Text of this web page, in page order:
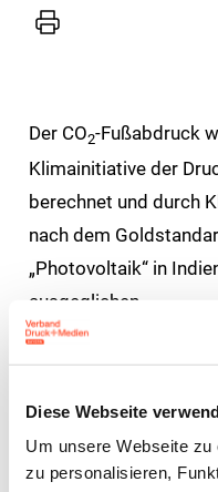
Diese Webseite
Um unsere Webseite
zu personalisieren,
Drucker
Der CO2-Fußabdruck
Klimainitiative der
berechnet und durch
nach dem
„Photovoltaik“ in
ausgeglichen.
Möglichkeit, sich ihres
zu werden. Mit